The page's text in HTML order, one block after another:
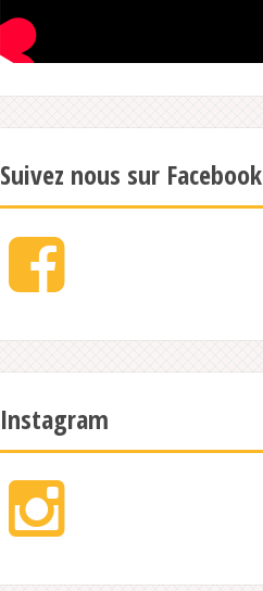
Suivez nous sur Facebook
Facebook
Instagram
Instagram